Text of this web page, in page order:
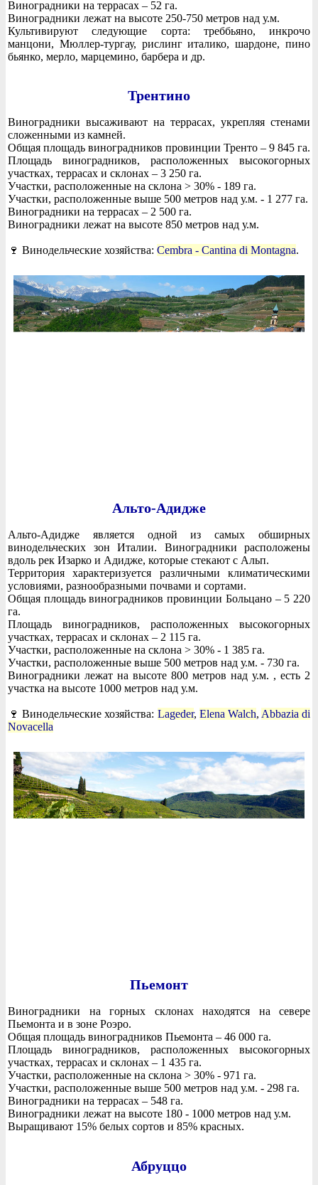
Виноградники на террасах – 52 га.
Виноградники лежат на высоте 250-750 метров над у.м.
Культивируют следующие сорта: треббьяно, инкрочо
манцони, Мюллер-тургау, рислинг италико, шардоне, пино
бьянко, мерло, марцемино, барбера и др.
Трентино
Виноградники высаживают на террасах, укрепляя стенами
сложенными из камней.
Общая площадь виноградников провинции Тренто – 9 845 га.
Площадь виноградников, расположенных высокогорных
участках, террасах и склонах – 3 250 га.
Участки, расположенные на склона > 30% - 189 га.
Участки, расположенные выше 500 метров над у.м. - 1 277 га.
Виноградники на террасах – 2 500 га.
Виноградники лежат на высоте 850 метров над у.м.
🍷 Винодельческие хозяйства: Cembra - Cantina di Montagna.
Альто-Адидже
Альто-Адидже является одной из самых обширных
винодельческих зон Италии. Виноградники расположены
вдоль рек Изарко и Адидже, которые стекают с Альп.
Территория характеризуется различными климатическими
условиями, разнообразными почвами и сортами.
Общая площадь виноградников провинции Больцано – 5 220
га.
Площадь виноградников, расположенных высокогорных
участках, террасах и склонах – 2 115 га.
Участки, расположенные на склона > 30% - 1 385 га.
Участки, расположенные выше 500 метров над у.м. - 730 га.
Виноградники лежат на высоте 800 метров над у.м. , есть 2
участка на высоте 1000 метров над у.м.
🍷 Винодельческие хозяйства: Lageder, Elena Walch, Abbazia di
Novacella
Пьемонт
Виноградники на горных склонах находятся на севере
Пьемонта и в зоне Роэро.
Общая площадь виноградников Пьемонта – 46 000 га.
Площадь виноградников, расположенных высокогорных
участках, террасах и склонах – 1 435 га.
Участки, расположенные на склона > 30% - 971 га.
Участки, расположенные выше 500 метров над у.м. - 298 га.
Виноградники на террасах – 548 га.
Виноградники лежат на высоте 180 - 1000 метров над у.м.
Выращивают 15% белых сортов и 85% красных.
Абруццо